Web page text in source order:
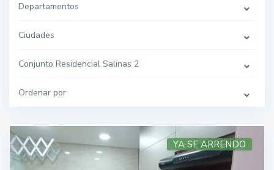
Departamentos
Ciudades
Conjunto Residencial Salinas 2
Ordenar por
YA SE ARRENDO